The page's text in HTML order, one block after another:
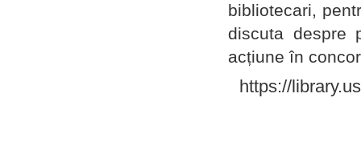
bibliotecari,
discuta despre
acțiune în
https://